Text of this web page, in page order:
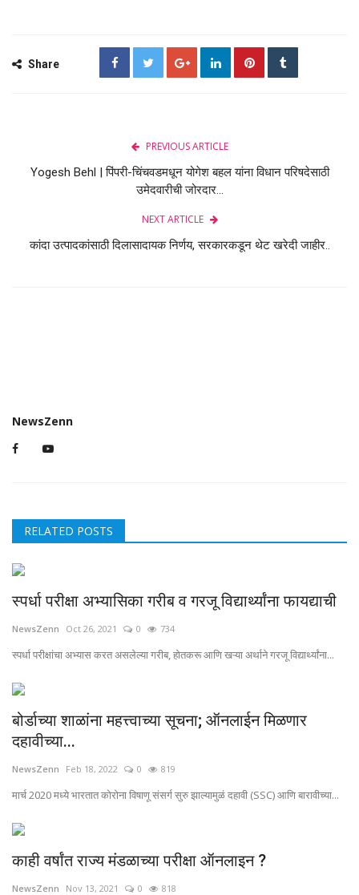
Share
PREVIOUS ARTICLE
Yogesh Behl | पिंपरी-चिंचवडमधून योगेश बहल यांना विधान परिषदेसाठी
उमेदवारीची जोरदार...
NEXT ARTICLE
कांदा उत्पादकांसाठी दिलासादायक निर्णय, सरकारकडून थेट खरेदी जाहीर..
NewsZenn
RELATED POSTS
स्पर्धा परीक्षा अभ्यासिका गरीब व गरजू विद्यार्थ्यांना फायद्याची
NewsZenn Oct 26, 2021 0 734
स्पर्धा परीक्षांचा अभ्यास करत असलेल्या गरीब, होतकरू आणि खऱ्या अर्थाने गरजू विद्यार्थ्यांना...
बोर्डाच्या शाळांना महत्त्वाच्या सूचना; ऑनलाईन मिळणार
दहावीच्या...
NewsZenn Feb 18, 2022 0 819
मार्च 2020 मध्ये भारतात कोरोना विषाणू संसर्ग सुरु झाल्यामुळं दहावी (SSC) आणि बारावीच्या...
काही वर्षांत राज्य मंडळाच्या परीक्षा ऑनलाइन ?
NewsZenn Nov 13, 2021 0 818